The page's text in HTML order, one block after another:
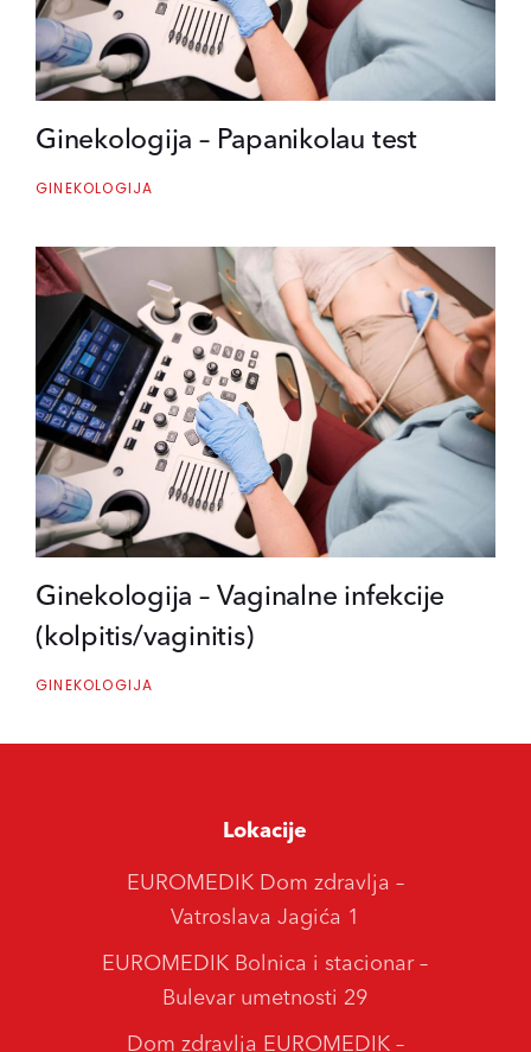
Ginekologija – Papanikolau test
GINEKOLOGIJA
Ginekologija – Vaginalne infekcije
(kolpitis/vaginitis)
GINEKOLOGIJA
Lokacije
EUROMEDIK Dom zdravlja –
Vatroslava Jagića 1
EUROMEDIK Bolnica i stacionar –
Bulevar umetnosti 29
Dom zdravlja EUROMEDIK –